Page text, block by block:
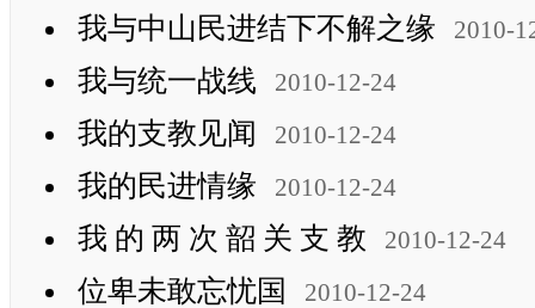
我与中山民进结下不解之缘
2010-
我与统一战线 2010-12-24
我的支教见闻 2010-12-24
我的民进情缘 2010-12-24
我 的 两 次 韶 关 支 教 2010-12-24
位卑未敢忘忧国 2010-12-24